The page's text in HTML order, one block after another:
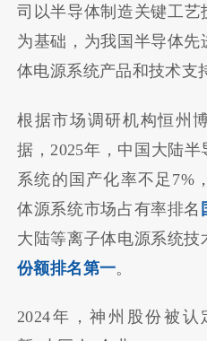
司以半导体制造关键工
为基础，为我国半导体
体电源系统产品和技术支
根据市场调研机构恒州
据，2025年，中国大陆
系统的国产化率不足7%
体源系统市场占有率排名
大陆等离子体电源系统技
份额排名第一。
2024年，神州股份被